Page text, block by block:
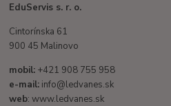
EduServis s. r. o.
Cintorínska 61
900 45 Malinovo
mobil: +421 908 755 958
e-mail: info@ledvanes.sk
web: www.ledvanes.sk